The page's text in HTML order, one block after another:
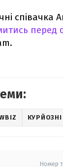
співачка
перед
Номер